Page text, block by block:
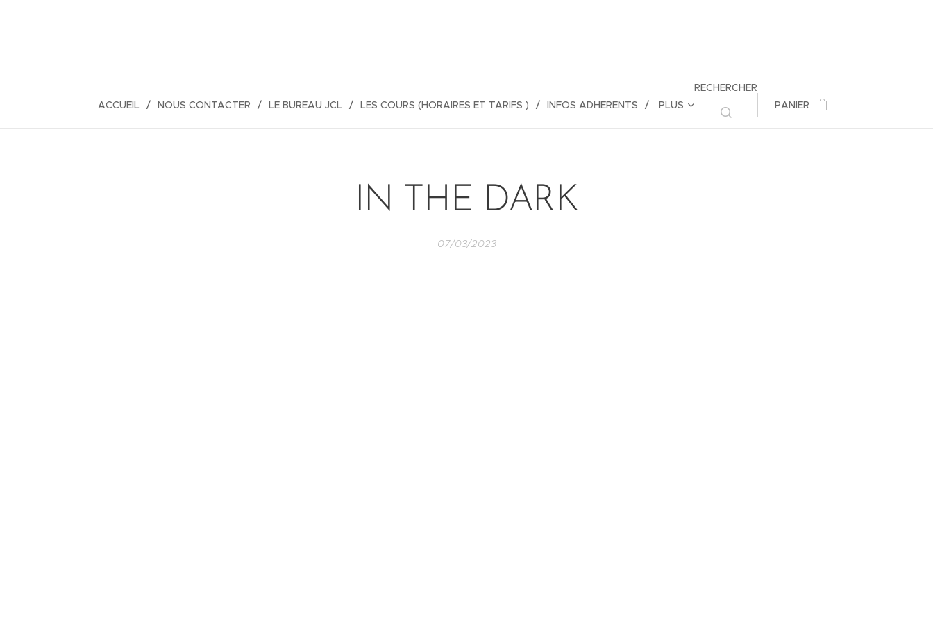
ACCUEIL NOUS CONTACTER LE BUREAU JCL LES COURS (HORAIRES ET TARIFS ) INFOS ADHERENTS PLUS
RECHERCHER
PANIER
IN THE DARK
07/03/2023